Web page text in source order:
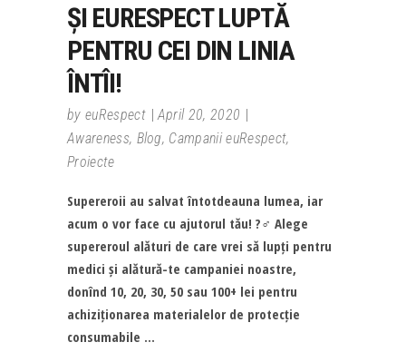
ȘI EURESPECT LUPTĂ
PENTRU CEI DIN LINIA
ÎNTÎI!
by euRespect
April 20, 2020
Awareness, Blog, Campanii euRespect,
Proiecte
Supereroii au salvat întotdeauna lumea, iar
acum o vor face cu ajutorul tău! ?‍♂️ Alege
supereroul alături de care vrei să lupți pentru
medici și alătură-te campaniei noastre,
donînd 10, 20, 30, 50 sau 100+ lei pentru
achiziționarea materialelor de protecție
consumabile